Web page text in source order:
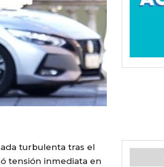
turbulenta tras el
tensión inmediata en